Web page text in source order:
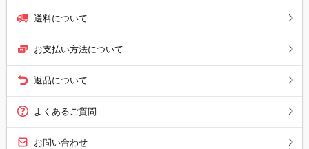
送料について
お支払い方法について
返品について
よくあるご質問
お問い合わせ